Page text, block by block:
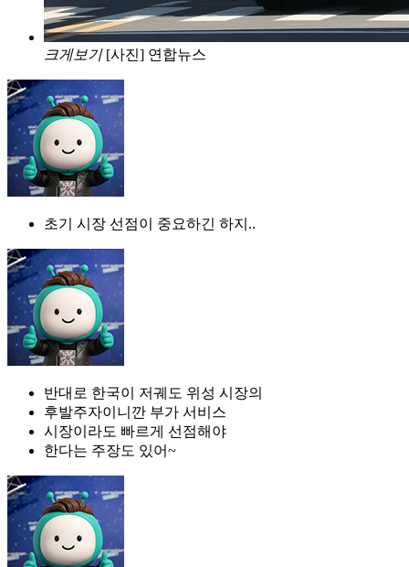
크게보기 [사진] 연합뉴스
초기 시장 선점이 중요하긴 하지..
반대로 한국이 저궤도 위성 시장의
후발주자이니깐 부가 서비스
시장이라도 빠르게 선점해야
한다는 주장도 있어~